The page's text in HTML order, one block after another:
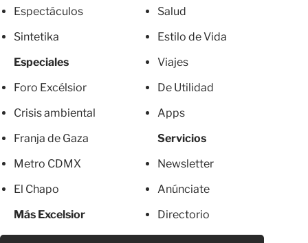
Espectáculos
Sintetika
Especiales
Foro Excélsior
Crisis ambiental
Franja de Gaza
Metro CDMX
El Chapo
Más Excelsior
Salud
Estilo de Vida
Viajes
De Utilidad
Apps
Servicios
Newsletter
Anúnciate
Directorio